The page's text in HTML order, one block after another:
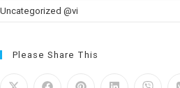
Uncategorized @vi
Please Share This